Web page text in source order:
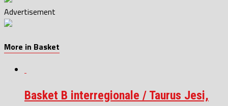
Advertisement
More in Basket
Basket B interregionale / Taurus Jesi,